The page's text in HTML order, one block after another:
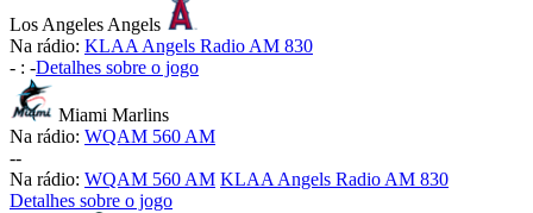
Los Angeles Angels
Na rádio: KLAA Angels Radio AM 830
- : -Detalhes sobre o jogo
Miami Marlins
Na rádio: WQAM 560 AM
--
Na rádio: WQAM 560 AM KLAA Angels Radio AM 830
Detalhes sobre o jogo